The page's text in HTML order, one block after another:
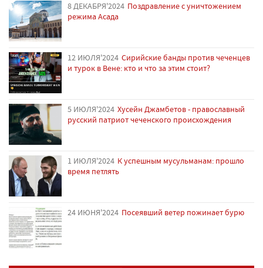
8 ДЕКАБРЯ'2024 Поздравление с уничтожением
режима Асада
12 ИЮЛЯ'2024 Сирийские банды против чеченцев
и турок в Вене: кто и что за этим стоит?
5 ИЮЛЯ'2024 Хусейн Джамбетов - православный
русский патриот чеченского происхождения
1 ИЮЛЯ'2024 К успешным мусульманам: прошло
время петлять
24 ИЮНЯ'2024 Посеявший ветер пожинает бурю